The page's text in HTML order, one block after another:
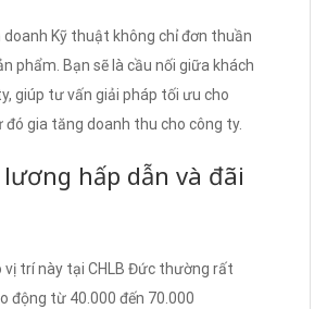
doanh Kỹ thuật không chỉ đơn thuần
phẩm. Bạn sẽ là cầu nối giữa khách
giúp tư vấn giải pháp tối ưu cho
đó gia tăng doanh thu cho công ty.
hấp dẫn và đãi
vị trí này tại CHLB Đức thường rất
động từ 40.000 đến 70.000